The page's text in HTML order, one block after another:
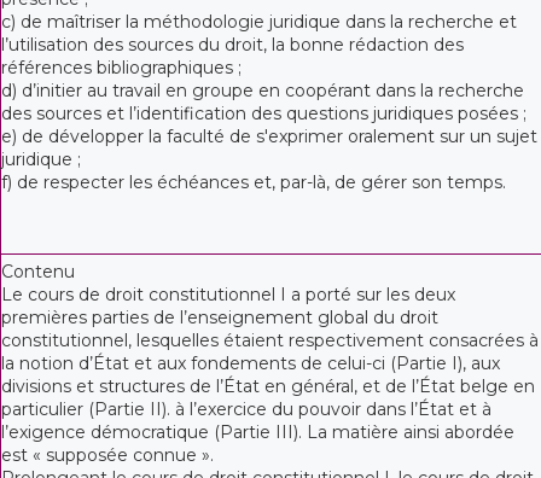
c) de maîtriser la méthodologie juridique dans la recherche et
l’utilisation des sources du droit, la bonne rédaction des
références bibliographiques ;
d) d’initier au travail en groupe en coopérant dans la recherche
des sources et l’identification des questions juridiques posées ;
e) de développer la faculté de s'exprimer oralement sur un sujet
juridique ;
f) de respecter les échéances et, par-là, de gérer son temps.
Contenu
Le cours de droit constitutionnel I a porté sur les deux
premières parties de l’enseignement global du droit
constitutionnel, lesquelles étaient respectivement consacrées à
la notion d’État et aux fondements de celui-ci (Partie I), aux
divisions et structures de l’État en général, et de l’État belge en
particulier (Partie II). à l’exercice du pouvoir dans l’État et à
l’exigence démocratique (Partie III). La matière ainsi abordée
est « supposée connue ».